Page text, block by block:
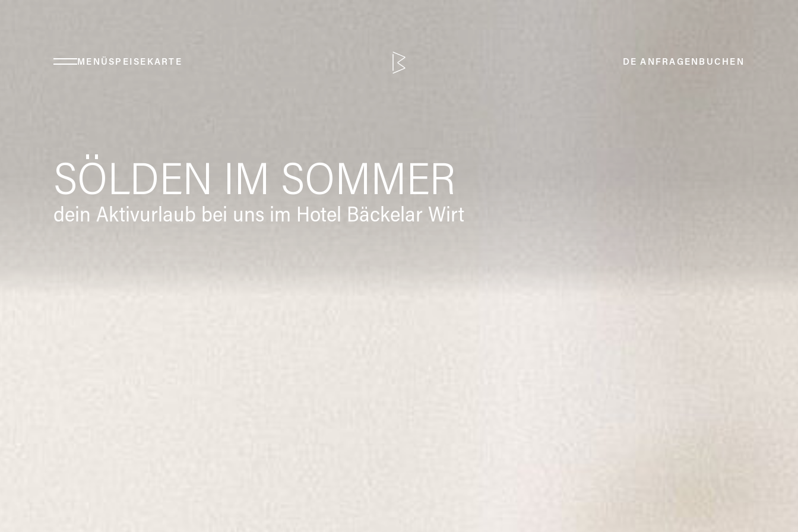
MENÜ SPEISEKARTE DE ANFRAGEN BUCHEN
SÖLDEN IM SOMMER
dein Aktivurlaub bei uns im Hotel Bäckelar Wirt